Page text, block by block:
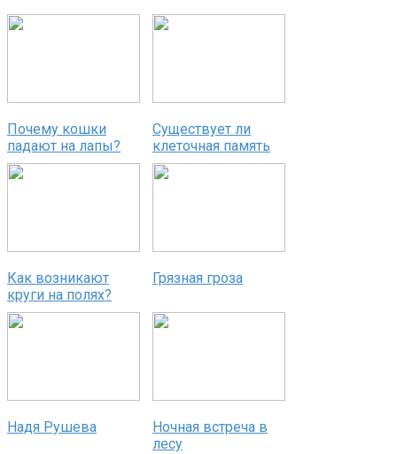
Почему кошки
падают на лапы?
Существует ли
клеточная память
Как возникают
круги на полях?
Грязная гроза
Надя Рушева
Ночная встреча в
лесу